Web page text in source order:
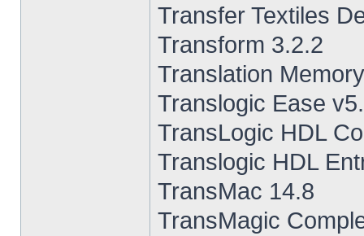
Transfer Textiles
Transform 3.2.2
Translation
Translogic Ease
TransLogic HDL
Translogic HDL
TransMac 14.8
TransMagic